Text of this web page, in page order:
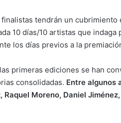
tendrán un
10 días/10 artistas que
los días previos a la
primeras ediciones se han
consolidadas. Entre algunos
Moreno, Daniel